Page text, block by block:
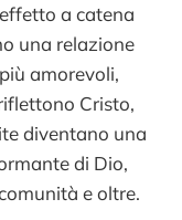
a catena
una relazione
amorevoli,
Cristo,
diventano una
di Dio,
e oltre.